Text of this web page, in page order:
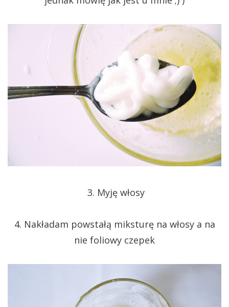
3. Myję włosy
4. Nakładam powstałą miksturę na włosy a na
nie foliowy czepek